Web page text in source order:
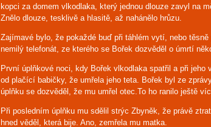
kopci za domem vlkodlaka, který jednou dlouze zavyl na
Znělo dlouze, tesklivě a hlasitě, až nahánělo hrůzu.
Zajímavé bylo, že pokaždé buď při táhlém vytí, nebo těsně
nemilý telefonát, ze kterého se Bořek dozvěděl o úmrtí
První úplňkové noci, kdy Bořek vlkodlaka spatřil a při jeho
od plačící babičky, že umřela jeho teta. Bořek byl ze
úplňku se dozvěděl, že mu umřel otec.To ho ranilo ještě
Při posledním úplňku mu sdělil strýc Zbyněk, že právě
hned věděl, která bije. Ano, zemřela mu matka.